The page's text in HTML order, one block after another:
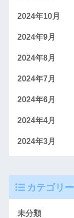
2024年10月
2024年9月
2024年8月
2024年7月
2024年6月
2024年4月
2024年3月
カテゴリー
未分類